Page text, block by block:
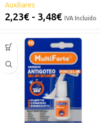
Auxiliares
2,23€ - 3,48€ IVA Incluido